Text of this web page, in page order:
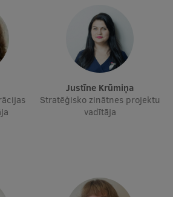
pieejamība
Justīne Krūmiņa
Stratēģisko zinātnes projektu
vadītāja